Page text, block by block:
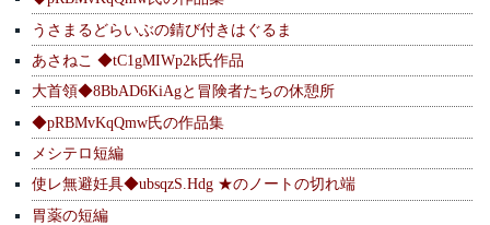
うさまるどらいぶの錆び付きはぐるま
あさねこ ◆tC1gMIWp2k氏作品
大首領◆8BbAD6KiAgと冒険者たちの休憩所
◆pRBMvKqQmw氏の作品集
メシテロ短編
使レ無避妊具◆ubsqzS.Hdg ★のノートの切れ端
胃薬の短編